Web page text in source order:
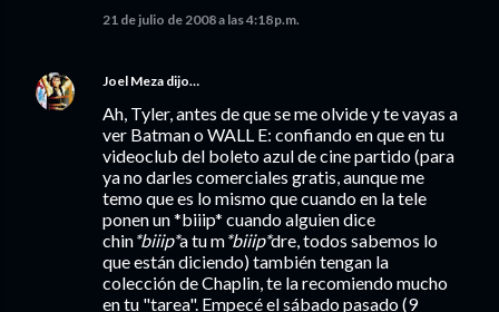
21 de julio de 2008 a las 4:18 p.m.
Joel Meza dijo…
Ah, Tyler, antes de que se me olvide y te vayas a
ver Batman o WALL E: confiando en que en tu
videoclub del boleto azul de cine partido (para
ya no darles comerciales gratis, aunque me
temo que es lo mismo que cuando en la tele
ponen un *biiip* cuando alguien dice
chin*biiip*a tu m*biiip*dre, todos sabemos lo
que están diciendo) también tengan la
colección de Chaplin, te la recomiendo mucho
en tu "tarea". Empecé el sábado pasado (9